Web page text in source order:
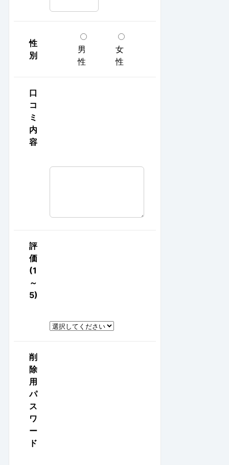
性
別
男
性
女
性
口
コ
ミ
内
容
評
価
(1
～
5)
削
除
用
パ
ス
ワ
ー
ド